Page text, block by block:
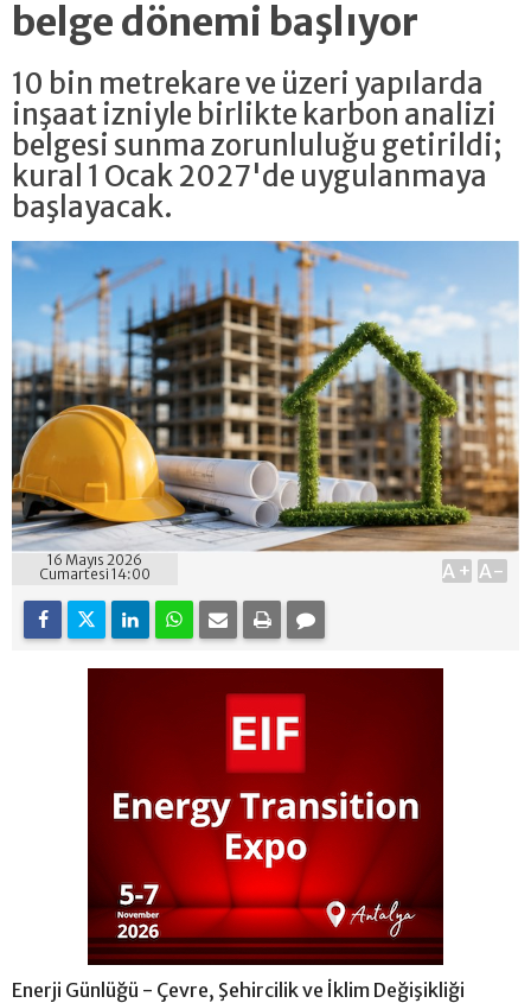
belge dönemi başlıyor
10 bin metrekare ve üzeri yapılarda
inşaat izniyle birlikte karbon analizi
belgesi sunma zorunluluğu getirildi;
kural 1 Ocak 2027'de uygulanmaya
başlayacak.
16 Mayıs 2026
Cumartesi 14:00
A+ A-
Enerji Günlüğü - Çevre, Şehircilik ve İklim Değişikliği